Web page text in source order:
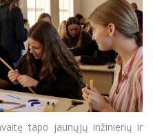
tapo jaunųjų inžinierių ir